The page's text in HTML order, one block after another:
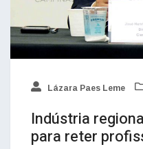
Lázara Paes Leme
Indústria
para reter